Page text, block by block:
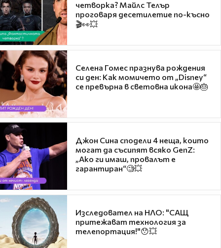
четворка? Майлс Телър
проговаря десетилетие по-късно
🎬👀💥
Селена Гомес празнува рождения
си ден: Как момичето от „Disney“
се превърна в световна икона🤩🎂
Джон Сина сподели 4 неща, които
могат да съсипят всяко GenZ:
„Ако ги имаш, провалът е
гарантиран“🧐💥
Изследовател на НЛО: "САЩ
притежават технология за
телепортация!"😯💥